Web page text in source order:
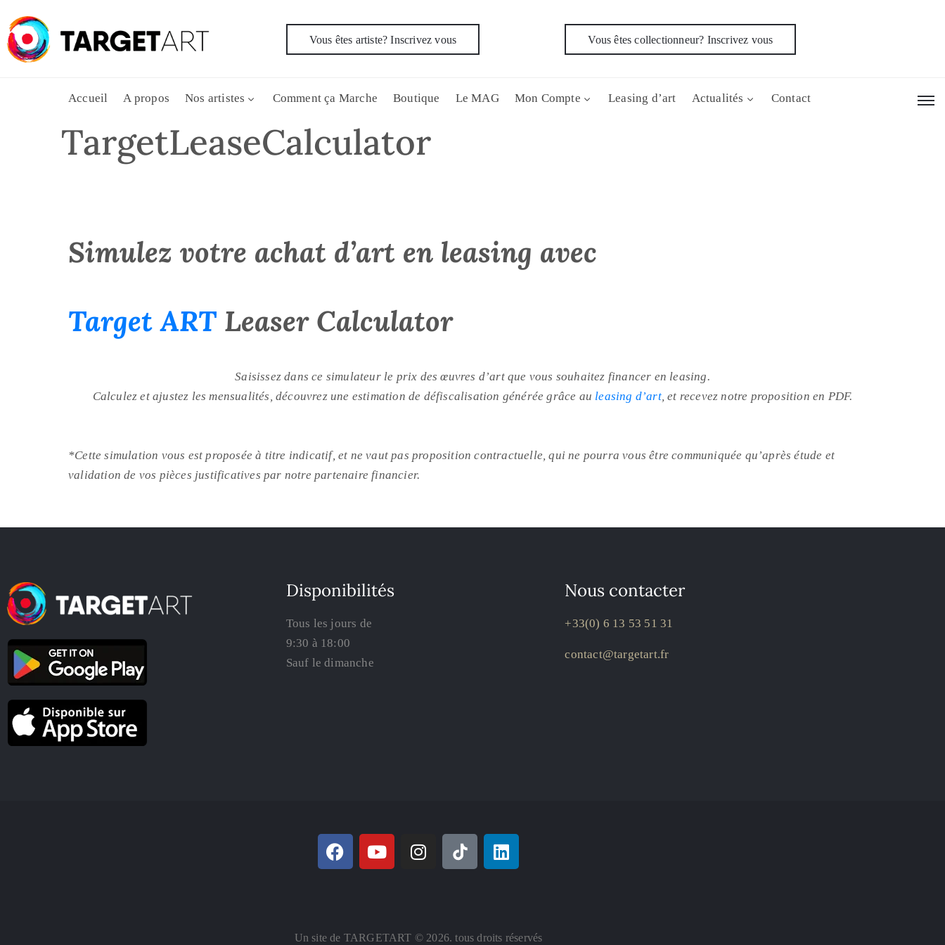
Vous êtes artiste? Inscrivez vous Vous êtes collectionneur? Inscrivez vous
Accueil A propos Nos artistes Comment ça Marche Boutique Le MAG Mon Compte Leasing d’art Actualités Contact
TargetLeaseCalculator
Simulez votre achat d’art en leasing avec
Target ART Leaser Calculator
Saisissez dans ce simulateur le prix des œuvres d’art que vous souhaitez financer en leasing.
Calculez et ajustez les mensualités, découvrez une estimation de défiscalisation générée grâce au leasing d’art, et recevez notre proposition en PDF.
*Cette simulation vous est proposée à titre indicatif, et ne vaut pas proposition contractuelle, qui ne pourra vous être communiquée qu’après étude et
validation de vos pièces justificatives par notre partenaire financier.
Disponibilités
Tous les jours de
9:30 à 18:00
Sauf le dimanche
Nous contacter
+33(0) 6 13 53 51 31
contact@targetart.fr
Un site de TARGETART © 2026. tous droits réservés